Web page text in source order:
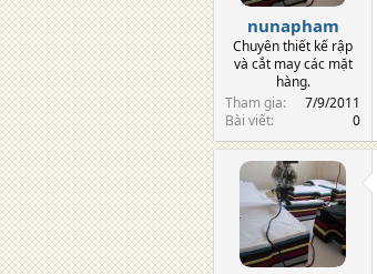
nunapham
Chuyên thiết kế rập
và cắt may các mặt
hàng.
Tham gia
7/9/2011
Bài viết
0